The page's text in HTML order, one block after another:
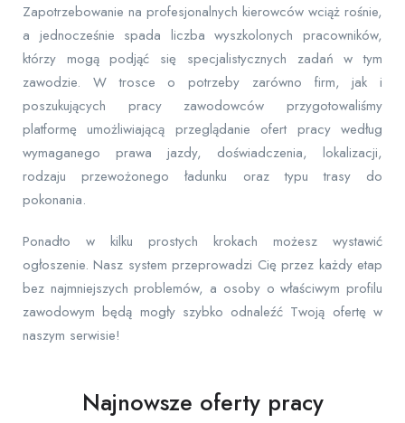
Zapotrzebowanie na profesjonalnych kierowców wciąż rośnie,
a jednocześnie spada liczba wyszkolonych pracowników,
którzy mogą podjąć się specjalistycznych zadań w tym
zawodzie. W trosce o potrzeby zarówno firm, jak i
poszukujących pracy zawodowców przygotowaliśmy
platformę umożliwiającą przeglądanie ofert pracy według
wymaganego prawa jazdy, doświadczenia, lokalizacji,
rodzaju przewożonego ładunku oraz typu trasy do
pokonania.
Ponadto w kilku prostych krokach możesz wystawić
ogłoszenie. Nasz system przeprowadzi Cię przez każdy etap
bez najmniejszych problemów, a osoby o właściwym profilu
zawodowym będą mogły szybko odnaleźć Twoją ofertę w
naszym serwisie!
Najnowsze oferty pracy